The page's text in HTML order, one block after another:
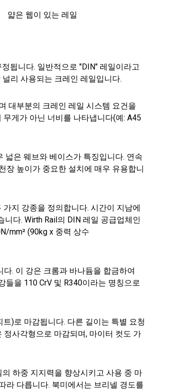
얇은 웹이 있는 레일
됩니다. 일반적으로 "DIN" 레일이라고
리 사용되는 크레인 레일입니다.
대부분의 크레인 레일 시스템 요건을
게가 아닌 너비를 나타냅니다(예: A45
넓은 웨브와 베이스가 특징입니다. 연속
장 높이가 중요한 설치에 매우 유용합니
지 강종을 정의합니다. 시간이 지남에
다. Wirth Rail의 DIN 레일 공급업체인
mm² (90kg x 중력 상수
. 이 강은 크롬과 바나듐을 합금하여
을 110 CrV 및 R340이라는 명칭으로
)로 마감됩니다. 다른 길이는 특별 요청
사각형으로 마감되며, 마이터 컷도 가
하중 지지력을 향상시키고 사용 중 마
라 다릅니다. 북미에서는 브리넬 경도를